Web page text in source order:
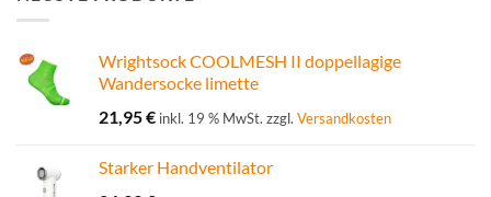
Wrightsock COOLMESH II doppellagige
Wandersocke limette
21,95€ inkl. 19 % MwSt. zzgl. Versandkosten
Starker Handventilator